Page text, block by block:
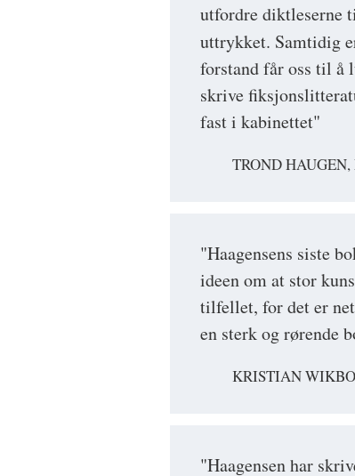
utfordre diktleserne
uttrykket. Samtidig
forstand får oss til å
skrive
fast i kabinettet"
TROND
"Haagensens siste
ideen om at stor
tilfellet, for det er
en sterk og rørende
KRISTIAN
"Haagensen har